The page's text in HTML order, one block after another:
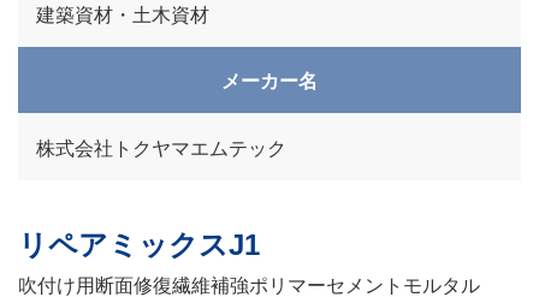
建築資材・土木資材
メーカー名
株式会社トクヤマエムテック
リペアミックスJ1
吹付け用断面修復繊維補強ポリマーセメントモルタル